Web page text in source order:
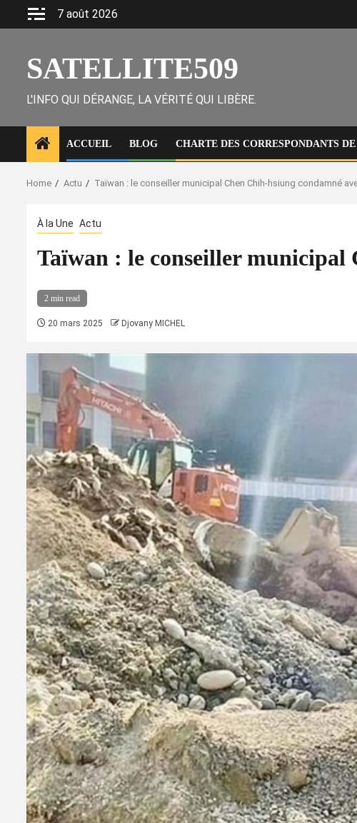
7 août 2026
SATELLITE509
L'INFO QUI DÉRANGE, LA VÉRITÉ QUI LIBÈRE.
ACCUEIL BLOG CHARTE DES CORRESPONDANTS
Home Actu Taïwan : le conseiller municipal Chen Chih-hsiung condamné
À la Une Actu
Taïwan : le conseiller municipal
2 min read
20 mars 2025 Djovany MICHEL